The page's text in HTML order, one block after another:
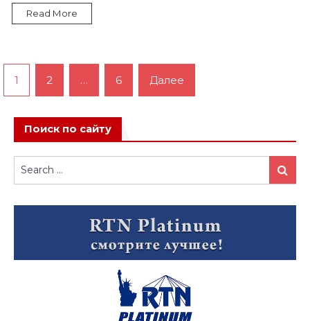
Read More
Пагинация
записей
1 2 … 6 Далее
Поиск по сайту
Search
for:
Search